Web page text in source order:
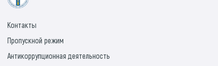
Контакты
Пропускной режим
Антикоррупционная деятельность